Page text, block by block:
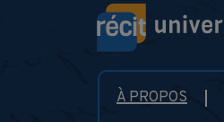
À PROPOS